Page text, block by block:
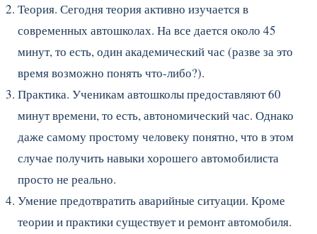
Теория. Сегодня теория активно изучается в
современных автошколах. На все дается около 45
минут, то есть, один академический час (разве за это
время возможно понять что-либо?).
Практика. Ученикам автошколы предоставляют 60
минут времени, то есть, автономический час. Однако
даже самому простому человеку понятно, что в этом
случае получить навыки хорошего автомобилиста
просто не реально.
Умение предотвратить аварийные ситуации. Кроме
теории и практики существует и ремонт автомобиля.